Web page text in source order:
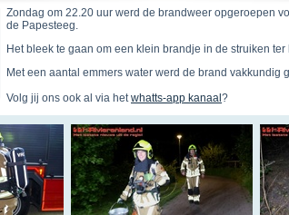
Zondag om 22.20 uur werd de brandweer opgeroepen
de Papesteeg.
Het bleek te gaan om een klein brandje in de struiken
Met een aantal emmers water werd de brand vakkundig
Volg jij ons ook al via hetwhatts-app kanaal ?